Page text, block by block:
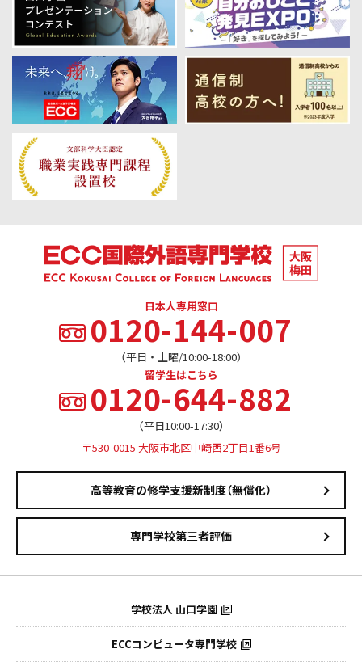
日本人専用窓口
0120-144-007
（平日・土曜/10:00-18:00）
留学生はこちら
0120-644-882
（平日10:00-17:30）
〒530-0015 大阪市北区中崎西2丁目1番6号
高等教育の修学支援新制度（無償化）
専門学校第三者評価
学校法人 山口学園
ECCコンピュータ専門学校